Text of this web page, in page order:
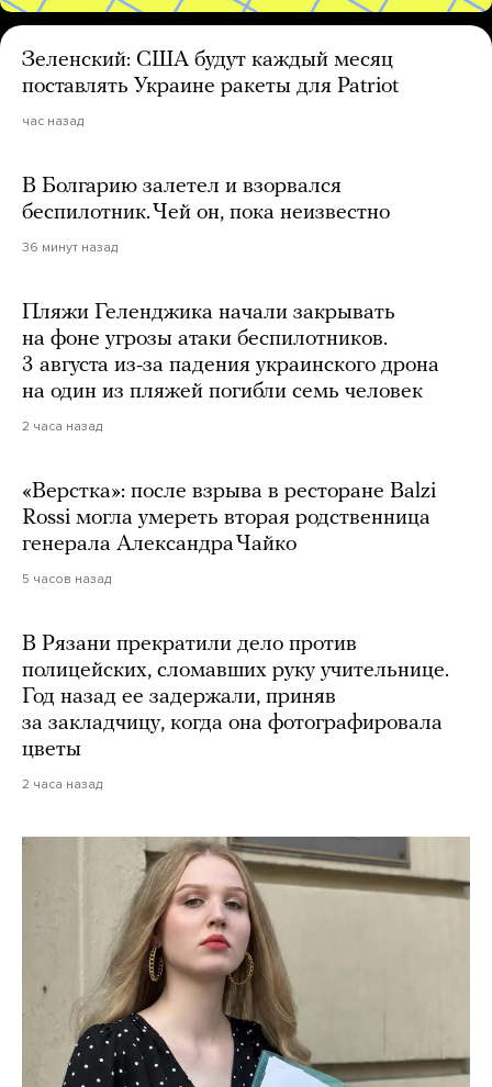
Зеленский: США будут каждый месяц
поставлять Украине ракеты для Patriot
час назад
В Болгарию залетел и взорвался
беспилотник. Чей он, пока неизвестно
36 минут назад
Пляжи Геленджика начали закрывать
на фоне угрозы атаки беспилотников.
3 августа из-за падения украинского дрона
на один из пляжей погибли семь человек
2 часа назад
«Верстка»: после взрыва в ресторане Balzi
Rossi могла умереть вторая родственница
генерала Александра Чайко
5 часов назад
В Рязани прекратили дело против
полицейских, сломавших руку учительнице.
Год назад ее задержали, приняв
за закладчицу, когда она фотографировала
цветы
2 часа назад